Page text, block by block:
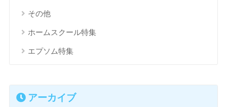
その他
ホームスクール特集
エプソム特集
アーカイブ